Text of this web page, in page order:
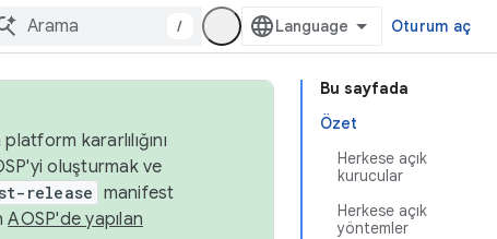
/ Oturum aç
Bu sayfada
Özet
Herkese açık
kurucular
Herkese açık
yöntemler
kararlılığını
oluşturmak ve
release manifest
AOSP'de yapılan